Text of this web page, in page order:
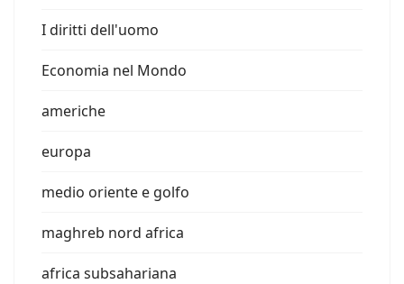
I diritti dell'uomo
Economia nel Mondo
americhe
europa
medio oriente e golfo
maghreb nord africa
africa subsahariana